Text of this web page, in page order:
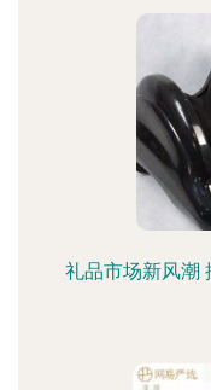
礼品市场新风潮